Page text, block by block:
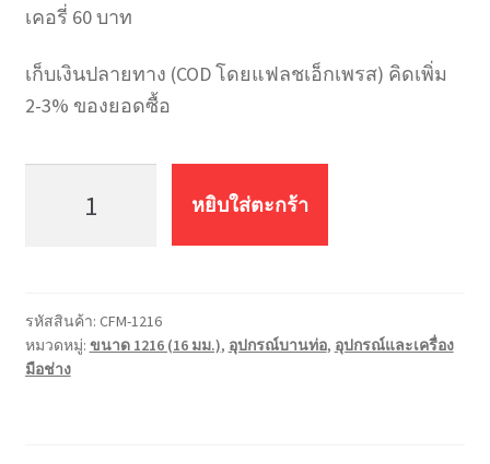
เคอรี่ 60 บาท
เก็บเงินปลายทาง (COD โดยแฟลชเอ็กเพรส) คิดเพิ่ม
2-3% ของยอดซื้อ
โลหะ
1216
ชิ้น
หยิบใส่ตะกร้า
รหัสสินค้า: CFM-1216
หมวดหมู่: ขนาด 1216 (16 มม.), อุปกรณ์บานท่อ, อุปกรณ์และเครื่อง
มือช่าง